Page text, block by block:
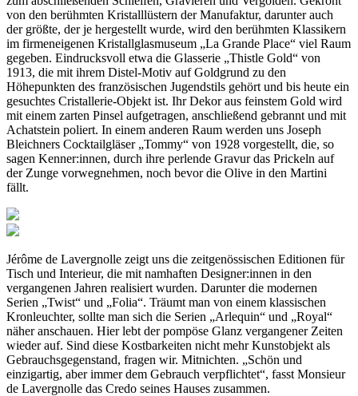
von den berühmten Kristalllüstern der Manufaktur, darunter auch
der größte, der je hergestellt wurde, wird den berühmten Klassikern
im firmeneigenen Kristallglasmuseum „La Grande Place“ viel Raum
gegeben. Eindrucksvoll etwa die Glasserie „Thistle Gold“ von
1913, die mit ihrem Distel-Motiv auf Goldgrund zu den
Höhepunkten des französischen Jugendstils gehört und bis heute ein
gesuchtes Cristallerie-Objekt ist. Ihr Dekor aus feinstem Gold wird
mit einem zarten Pinsel aufgetragen, anschließend gebrannt und mit
Achatstein poliert. In einem anderen Raum werden uns Joseph
Bleichners Cocktailgläser „Tommy“ von 1928 vorgestellt, die, so
sagen Kenner:innen, durch ihre perlende Gravur das Prickeln auf
der Zunge vorwegnehmen, noch bevor die Olive in den Martini
fällt.
Jérôme de Lavergnolle zeigt uns die zeitgenössischen Editionen für
Tisch und Interieur, die mit namhaften Designer:innen in den
vergangenen Jahren realisiert wurden. Darunter die modernen
Serien „Twist“ und „Folia“. Träumt man von einem klassischen
Kronleuchter, sollte man sich die Serien „Arlequin“ und „Royal“
näher anschauen. Hier lebt der pompöse Glanz vergangener Zeiten
wieder auf. Sind diese Kostbarkeiten nicht mehr Kunstobjekt als
Gebrauchsgegenstand, fragen wir. Mitnichten. „Schön und
einzigartig, aber immer dem Gebrauch verpflichtet“, fasst Monsieur
de Lavergnolle das Credo seines Hauses zusammen.